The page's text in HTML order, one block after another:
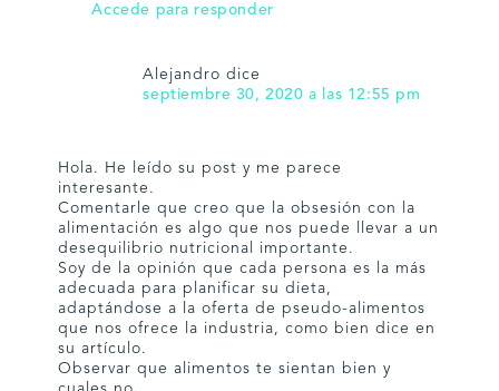
Accede para responder
Alejandro dice
septiembre 30, 2020 a las 12:55 pm
Hola. He leído su post y me parece
interesante.
Comentarle que creo que la obsesión con la
alimentación es algo que nos puede llevar a un
desequilibrio nutricional importante.
Soy de la opinión que cada persona es la más
adecuada para planificar su dieta,
adaptándose a la oferta de pseudo-alimentos
que nos ofrece la industria, como bien dice en
su artículo.
Observar que alimentos te sientan bien y